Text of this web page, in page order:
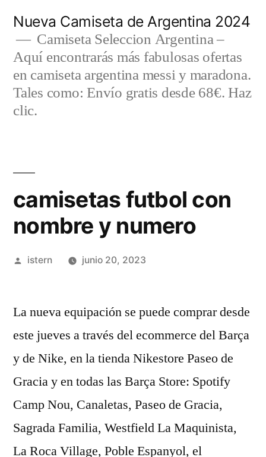
contenido
Nueva Camiseta de Argentina 2024
Camiseta Seleccion Argentina –
Aquí encontrarás más fabulosas ofertas
en camiseta argentina messi y maradona.
Tales como: Envío gratis desde 68€. Haz
clic.
camisetas futbol con
nombre y numero
Publicado
istern junio 20, 2023
La nueva equipación se puede comprar desde
este jueves a través del ecommerce del Barça
y de Nike, en la tienda Nikestore Paseo de
Gracia y en todas las Barça Store: Spotify
Camp Nou, Canaletas, Paseo de Gracia,
Sagrada Familia, Westfield La Maquinista,
La Roca Village, Poble Espanyol, el